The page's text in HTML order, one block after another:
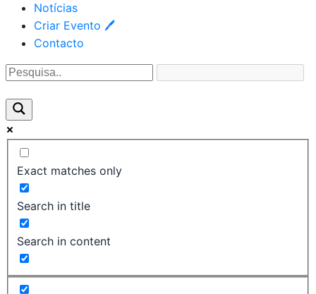
Notícias
Criar Evento 🖊
Contacto
Exact matches only
Search in title
Search in content